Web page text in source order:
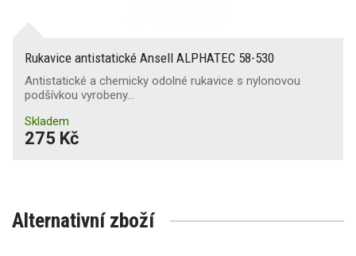
Rukavice antistatické Ansell ALPHATEC 58-530
Antistatické a chemicky odolné rukavice s nylonovou
podšívkou vyrobeny…
Skladem
275 Kč
Alternativní zboží